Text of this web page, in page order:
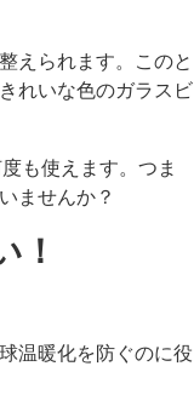
えられます。このと
れいな色のガラスビ
も使えます。つま
ませんか？
！
温暖化を防ぐのに役